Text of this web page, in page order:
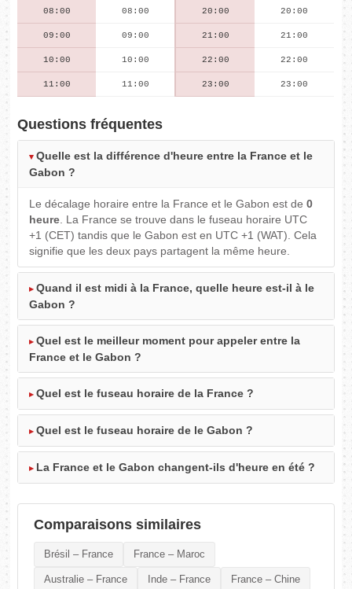
08:00 08:00 20:00 20:00
09:00 09:00 21:00 21:00
10:00 10:00 22:00 22:00
11:00 11:00 23:00 23:00
Questions fréquentes
Quelle est la différence d'heure entre la France et le
Gabon ?
Le décalage horaire entre la France et le Gabon est de0
heure. La France se trouve dans le fuseau horaire UTC
+1 (CET) tandis que le Gabon est en UTC +1 (WAT). Cela
signifie que les deux pays partagent la même heure.
Quand il est midi à la France, quelle heure est-il à le
Gabon ?
Quel est le meilleur moment pour appeler entre la
France et le Gabon ?
Quel est le fuseau horaire de la France ?
Quel est le fuseau horaire de le Gabon ?
La France et le Gabon changent-ils d'heure en été ?
Comparaisons similaires
Brésil – France France – Maroc
Australie – France Inde – France France – Chine